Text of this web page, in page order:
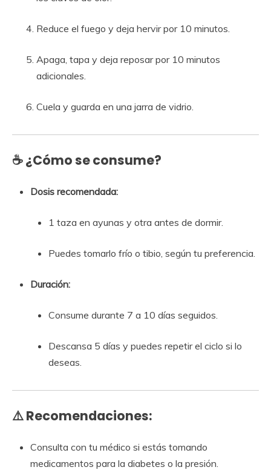
Reduce el fuego y deja hervir por 10 minutos.
Apaga, tapa y deja reposar por 10 minutos
adicionales.
Cuela y guarda en una jarra de vidrio.
☕ ¿Cómo se consume?
Dosis recomendada:
1 taza en ayunas y otra antes de dormir.
Puedes tomarlo frío o tibio, según tu preferencia.
Duración:
Consume durante 7 a 10 días seguidos.
Descansa 5 días y puedes repetir el ciclo si lo
deseas.
⚠️ Recomendaciones:
Consulta con tu médico si estás tomando
medicamentos para la diabetes o la presión.